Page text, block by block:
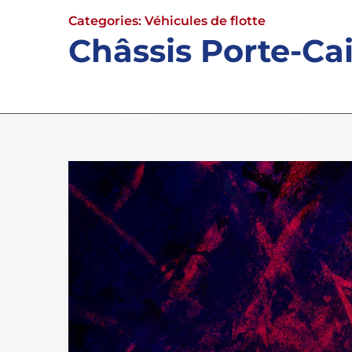
Categories: Véhicules de flotte
Châssis Porte-